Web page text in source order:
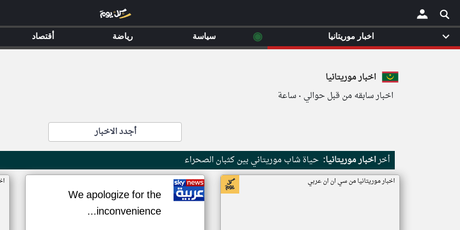
×
اخبار موريتانيا
اخبار سابقه من قبل حوالي ٠ ساعة
أجدد الاخبار
أخراخبار موريتانيا: حياة شاب موريتاني بين كثبان الصحراء
اخبار موريتانيا من سي ان ان عربي
We apologize for the
inconvenience...
اخبار موريتانيا ◉ سياسة رياضة أقتصاد